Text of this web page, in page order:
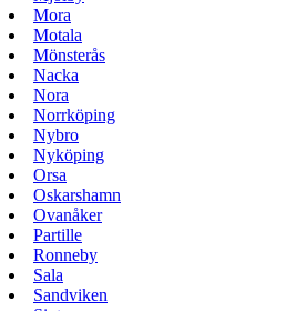
Mora
Motala
Mönsterås
Nacka
Nora
Norrköping
Nybro
Nyköping
Orsa
Oskarshamn
Ovanåker
Partille
Ronneby
Sala
Sandviken